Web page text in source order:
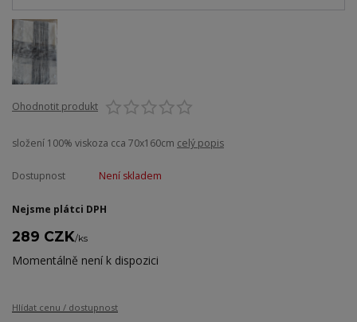
Ohodnotit produkt
složení 100% viskoza cca 70x160cm celý popis
Dostupnost Není skladem
Nejsme plátci DPH
289 CZK/ks
Momentálně není k dispozici
Hlídat cenu / dostupnost